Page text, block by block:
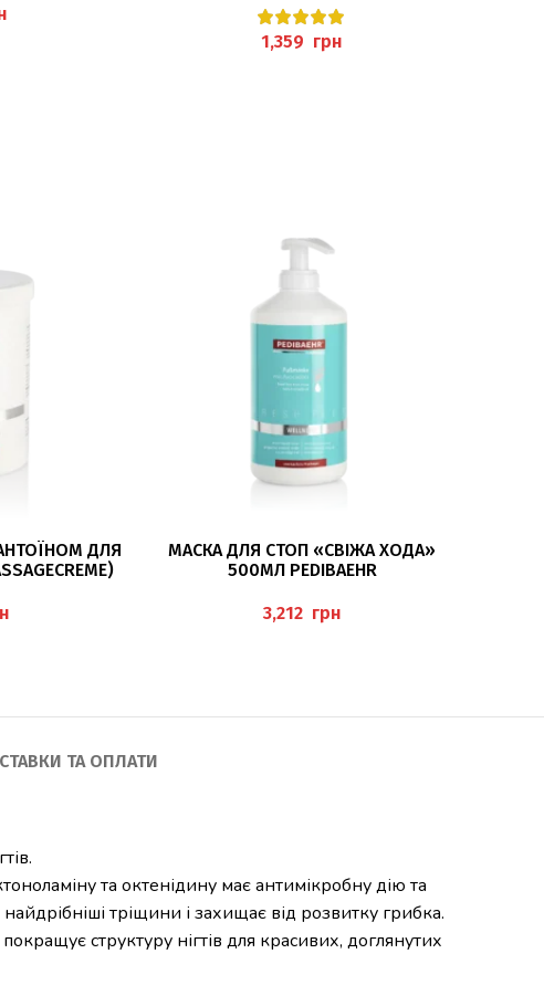
грн
ДЛЯ
ДОДАТИ В КОШИК
МАСКА ДЛЯ СТОП «СВІЖА ХОДА»
500МЛ PEDIBAEHR
грн
ТА ОПЛАТИ
та октенідину має антимікробну дію та
тріщини і захищає від розвитку грибка.
структуру нігтів для красивих, доглянутих